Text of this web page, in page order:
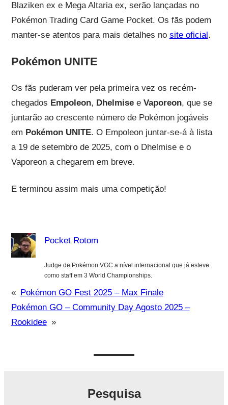
Blaziken ex e Mega Altaria ex, serão lançadas no
Pokémon Trading Card Game Pocket. Os fãs podem
manter-se atentos para mais detalhes no site oficial .
Pokémon UNITE
Os fãs puderam ver pela primeira vez os recém-
chegados Empoleon, Dhelmise e Vaporeon, que se
juntarão ao crescente número de Pokémon jogáveis
em Pokémon UNITE. O Empoleon juntar-se-á à lista
a 19 de setembro de 2025, com o Dhelmise e o
Vaporeon a chegarem em breve.
E terminou assim mais uma competição!
Pocket Rotom
Judge de Pokémon VGC a nível internacional que já esteve
como staff em 3 World Championships.
« Pokémon GO Fest 2025 – Max Finale
Pokémon GO – Community Day Agosto 2025 –
Rookidee »
Pesquisa